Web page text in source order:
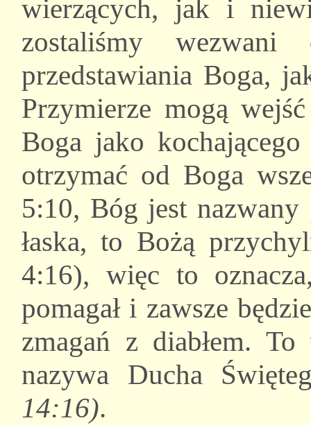
wierzących, jak i
zostaliśmy
przedstawiania Boga,
Przymierze mogą
Boga jako
otrzymać od Boga
5:10, Bóg jest nazwany
łaska, to Bożą
4:16), więc to
pomagał i zawsze
zmagań z diabłem.
nazywa Ducha
14:16).